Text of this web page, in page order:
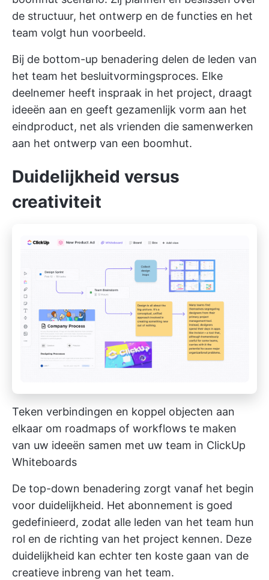
de structuur, het ontwerp en de functies en het
team volgt hun voorbeeld.
Bij de bottom-up benadering delen de leden van
het team het besluitvormingsproces. Elke
deelnemer heeft inspraak in het project, draagt
ideeën aan en geeft gezamenlijk vorm aan het
eindproduct, net als vrienden die samenwerken
aan het ontwerp van een boomhut.
Duidelijkheid versus
creativiteit
Teken verbindingen en koppel objecten aan
elkaar om roadmaps of workflows te maken
van uw ideeën samen met uw team in ClickUp
Whiteboards
De top-down benadering zorgt vanaf het begin
voor duidelijkheid. Het abonnement is goed
gedefinieerd, zodat alle leden van het team hun
rol en de richting van het project kennen. Deze
duidelijkheid kan echter ten koste gaan van de
creatieve inbreng van het team.